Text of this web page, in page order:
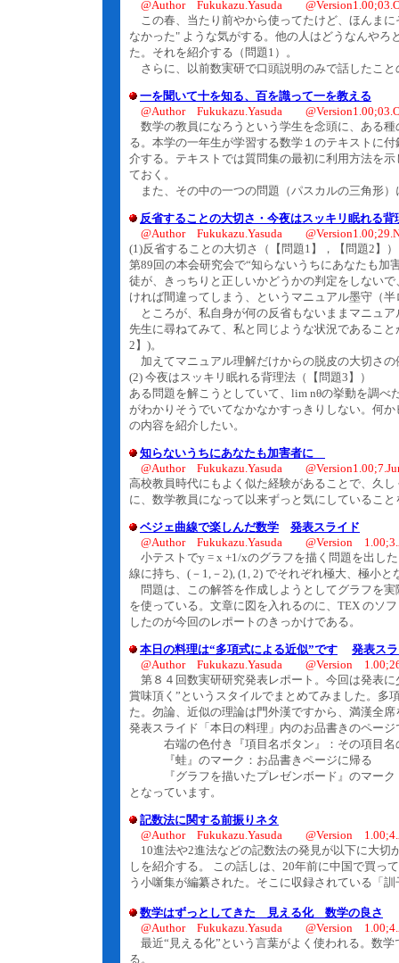
@Author Fukukazu.Yasuda
この春、当たり前やから使ってたけど、ほんま
なかった" ような気がする。他の人はどうなんや
た。それを紹介する（問題1）。
さらに、以前数実研で口頭説明のみで話したこ
一を聞いて十を知る、百を識って一を教える
@Author Fukukazu.Yasuda
数学の教員になろうという学生を念頭に、ある
る。本学の一年生が学習する数学１のテキストに
介する。テキストでは質問集の最初に利用方法を
ておく。
また、その中の一つの問題（パスカルの三角形
反省することの大切さ・今夜はスッキリ眠れる
@Author Fukukazu.Yasuda
(1)反省することの大切さ（【問題1】，【問題2】）
第89回の本会研究会で“知らないうちにあなたも加
徒が、きっちりと正しいかどうかの判定をしない
ければ間違ってしまう、というマニュアル墨守（
ところが、私自身が何の反省もないままマニュ
先生に尋ねてみて、私と同じような状況であるこ
2】)。
加えてマニュアル理解だけからの脱皮の大切さの
(2) 今夜はスッキリ眠れる背理法（【問題3】）
ある問題を解こうとしていて、lim nθの挙動を調
がわかりそうでいてなかなかすっきりしない。何
の内容を紹介したい。
知らないうちにあなたも加害者に
@Author Fukukazu.Yasuda
高校教員時代にもよく似た経験があることで、久
に、数学教員になって以来ずっと気にしているこ
ベジェ曲線で楽しんだ数学
発表スライド
@Author Fukukazu.Yasuda @Version
小テストでy = x +1/xのグラフを描く問題を出し
線に持ち、(－1,－2), (1, 2) でそれぞれ極大、極小
問題は、この解答を作成しようとしてグラフを
を使っている。文章に図を入れるのに、TEX のソ
したのが今回のレポートのきっかけである。
本日の料理は“多項式による近似”です
発表ス
@Author Fukukazu.Yasuda @Version
第８４回数実研研究発表レポート。今回は発表
賞味頂く”というスタイルでまとめてみました。多
た。勿論、近似の理論は門外漢ですから、満漢全
発表スライド「本日の料理」内のお品書きのページ
右端の色付き『項目名ボタン』：その項目名
『蛙』のマーク：お品書きページに帰る
『グラフを描いたプレゼンボード』のマーク
となっています。
記数法に関する前振りネタ
@Author Fukukazu.Yasuda @Version
10進法や2進法などの記数法の発見が以下に大切
しを紹介する。 この話しは、20年前に中国で買っ
う小噺集が編纂された。そこに収録されている「
数学はずっとしてきた 見える化 数学の良さ
@Author Fukukazu.Yasuda @Version
最近“見える化”という言葉がよく使われる。数
る。